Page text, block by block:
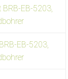
EB-5203,